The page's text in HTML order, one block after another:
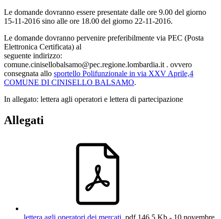
Le domande dovranno essere presentate dalle ore 9.00 del giorno
15-11-2016 sino alle ore 18.00 del giorno 22-11-2016.
Le domande dovranno pervenire preferibilmente via PEC (Posta
Elettronica Certificata) al
seguente indirizzo:
comune.cinisellobalsamo@pec.regione.lombardia.it . ovvero
consegnata allo sportello Polifunzionale in via XXV Aprile,4
COMUNE DI CINISELLO BALSAMO.
In allegato: lettera agli operatori e lettera di partecipazione
Allegati
lettera agli operatori dei mercati .pdf146.5 Kb - 10 novembre